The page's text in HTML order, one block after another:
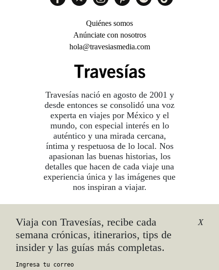
Viaja con Travesías, recibe cada
semana crónicas, itinerarios, tips de
insider y las guías más completas.
X
Travesías nació en agosto de 2001 y
desde entonces se consolidó una voz
experta en viajes por México y el
mundo, con especial interés en lo
auténtico y una mirada cercana,
íntima y respetuosa de lo local. Nos
apasionan las buenas historias, los
detalles que hacen de cada viaje una
experiencia única y las imágenes que
nos inspiran a viajar.
Quiénes somos
Anúnciate con nosotros
hola@travesiasmedia.com
©2026 DERECHOS RESERVADOS.
TRAVESÍAS ES UNA MARCA REGISTRADA
AVISO DE PRIVACIDAD